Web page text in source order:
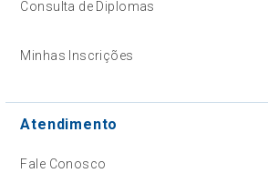
Consulta de Diplomas
Minhas Inscrições
Atendimento
Fale Conosco